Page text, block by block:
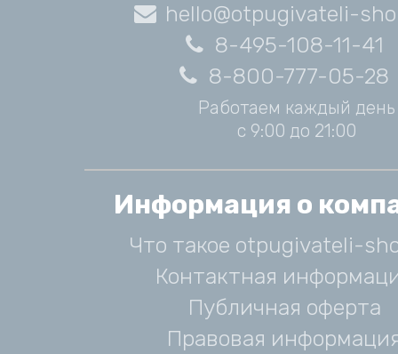
hello@otpugivateli-
8-495-108-11-41
8-800-777-05-28
Работаем каждый день
с 9:00 до 21:00
Информация о
Что такое otpugivateli-
Контактная
Публичная оферта
Правовая